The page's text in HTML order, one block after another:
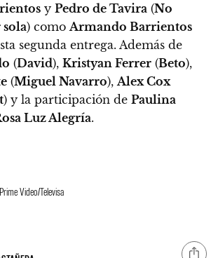
y Pedro de Tavira (No
) como Armando Barrientos
segunda entrega. Además de
(David), Kristyan Ferrer (Beto),
(Miguel Navarro), Alex Cox
) y la participación de Paulina
Luz Alegría.
Video/Televisa